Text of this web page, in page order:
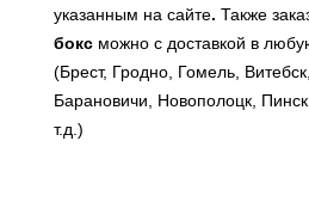
указанным на сайте. Также
бокс можно с доставкой в
(Брест, Гродно, Гомель,
Барановичи, Новополоцк,
т.д.)